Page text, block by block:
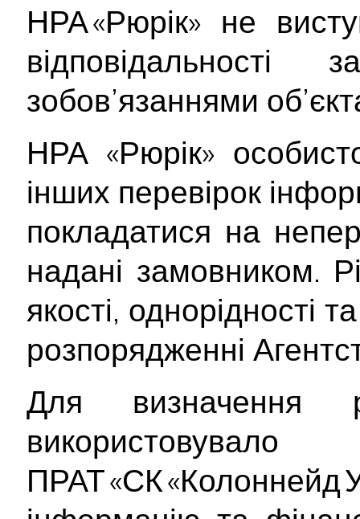
НРА «Рюрік» не
зобов’язаннями
НРА «Рюрік»
інших перевірок
покладатися на
надані замовником.
якості, однорідності
розпорядженні
Для визначення
ПРАТ «СК